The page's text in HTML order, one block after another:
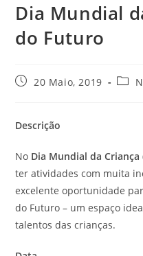
Dia Mundial
do Futuro
20 Maio, 2019
Descrição
No Dia Mundial da Criança
ter atividades com muita
excelente oportunidade
do Futuro – um espaço
talentos das crianças.